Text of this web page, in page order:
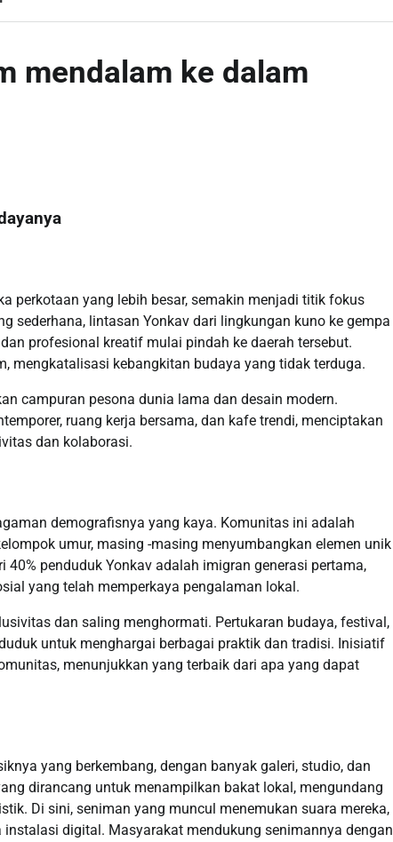
mendalam ke dalam
perkotaan yang lebih besar, semakin menjadi titik fokus
sederhana, lintasan Yonkav dari lingkungan kuno ke gempa
profesional kreatif mulai pindah ke daerah tersebut.
mengkatalisasi kebangkitan budaya yang tidak terduga.
campuran pesona dunia lama dan desain modern.
ruang kerja bersama, dan kafe trendi, menciptakan
dan kolaborasi.
demografisnya yang kaya. Komunitas ini adalah
umur, masing -masing menyumbangkan elemen unik
penduduk Yonkav adalah imigran generasi pertama,
yang telah memperkaya pengalaman lokal.
dan saling menghormati. Pertukaran budaya, festival,
untuk menghargai berbagai praktik dan tradisi. Inisiatif
menunjukkan yang terbaik dari apa yang dapat
yang berkembang, dengan banyak galeri, studio, dan
dirancang untuk menampilkan bakat lokal, mengundang
Di sini, seniman yang muncul menemukan suara mereka,
digital. Masyarakat mendukung senimannya dengan